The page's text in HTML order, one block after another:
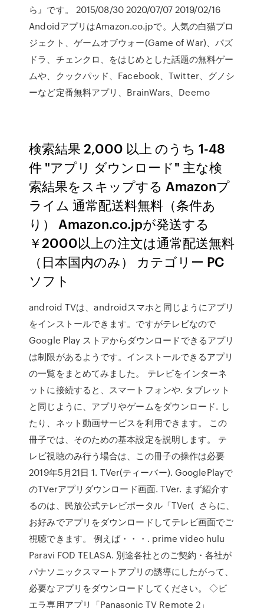
ら』です。 2015/08/30 2020/07/07 2019/02/16
AndoidアプリはAmazon.co.jpで。人気の白猫プロ
ジェクト、ゲームオブウォー(Game of War)、パズ
ドラ、チェンクロ、をはじめとした話題の無料ゲー
ムや、クックパッド、Facebook、Twitter、グノシ
ーなど定番無料アプリ、BrainWars、Deemo
検索結果 2,000 以上 のうち 1-48
件 "アプリ ダウンロード" 主な検
索結果をスキップする Amazonプ
ライム 通常配送料無料（条件あ
り） Amazon.co.jpが発送する
￥2000以上の注文は通常配送無料
（日本国内のみ） カテゴリー PC
ソフト
android TVは、androidスマホと同じようにアプリ
をインストールできます。ですがテレビなので
Google Play ストアからダウンロードできるアプリ
は制限があるようです。インストールできるアプリ
の一覧をまとめてみました。 テレビをインターネ
ットに接続すると、スマートフォンや. タブレット
と同じように、アプリやゲームをダウンロード. し
たり、ネット動画サービスを利用できます。 この
冊子では、そのための基本設定を説明します。 テ
レビ視聴のみ行う場合は、この冊子の操作は必要
2019年5月21日 1. TVer(ティーバー). GooglePlayで
のTVerアプリダウンロード画面. TVer. まず紹介す
るのは、民放公式テレビポータル「TVer( さらに、
お好みでアプリをダウンロードしてテレビ画面でご
視聴できます。 例えば・・・. prime video hulu
Paravi FOD TELASA. 別途各社とのご契約・各社が
パナソニックスマートアプリの誘導にしたがって、
必要なアプリをダウンロードしてください。 ◇ビ
エラ専用アプリ「Panasonic TV Remote 2」